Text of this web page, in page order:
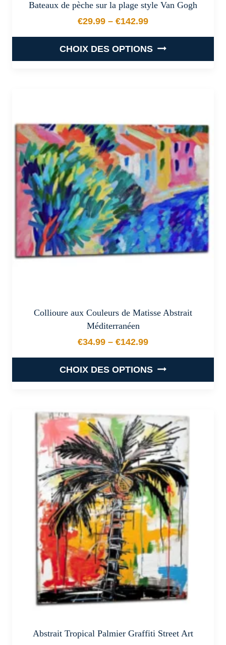
Bateaux de pèche sur la plage style Van Gogh
€29.99 – €142.99
Plage de prix : €29.99 à
CHOIX DES OPTIONS
variations.
Les
options
peuvent
être
choisies
sur
la
page
du
produit
Collioure aux Couleurs de Matisse Abstrait
Méditerranéen
€34.99 – €142.99
Plage de prix : €34.99 à
CHOIX DES OPTIONS
a
plusieurs
variations.
Les
options
peuvent
être
choisies
sur
la
page
du
produit
Abstrait Tropical Palmier Graffiti Street Art